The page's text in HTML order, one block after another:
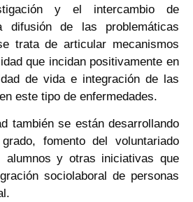
y el intercambio de
difusión de las problemáticas
trata de articular mecanismos
que incidan positivamente en
de vida e integración de las
este tipo de enfermedades.
también se están desarrollando
fomento del voluntariado
y otras iniciativas que
sociolaboral de personas